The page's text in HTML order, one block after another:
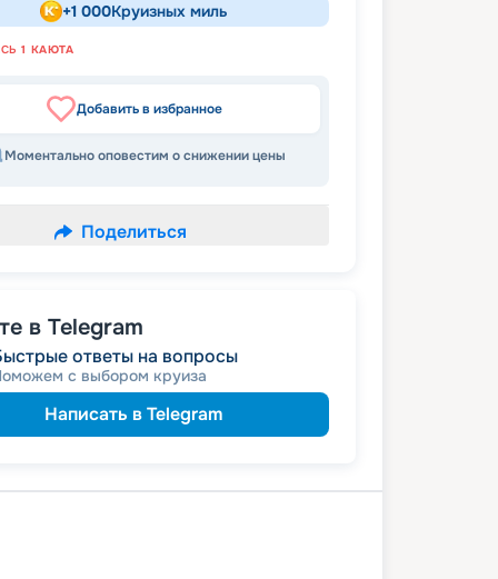
+1 000Круизных миль
1 КАЮТА
Добавить в избранное
Моментально оповестим о снижении цены
Поделиться
в Telegram
ответы на вопросы
с выбором круиза
Написать в Telegram